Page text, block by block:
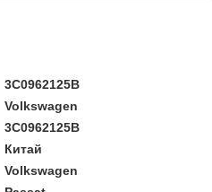
3C0962125B
Volkswagen
3C0962125B
Китай
Volkswagen